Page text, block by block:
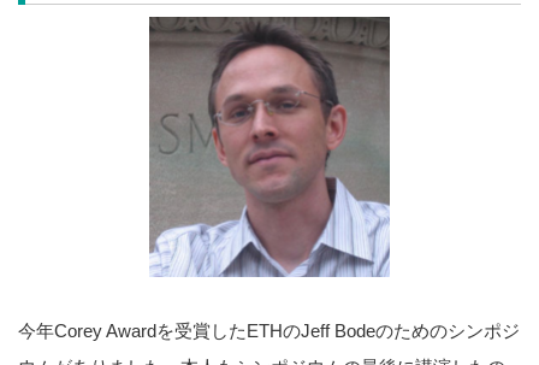
今年Corey Awardを受賞したETHのJeff Bodeのためのシンポジ